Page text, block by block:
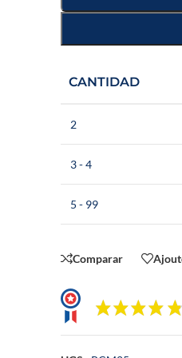
CANTIDAD
2
3 - 4
5 - 99
Comparar